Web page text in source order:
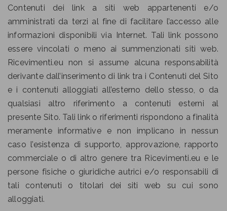
Contenuti dei link a siti web appartenenti e/o
amministrati da terzi al fine di facilitare l’accesso alle
informazioni disponibili via Internet. Tali link possono
essere vincolati o meno ai summenzionati siti web.
Ricevimenti.eu non si assume alcuna responsabilità
derivante dall’inserimento di link tra i Contenuti del Sito
e i contenuti alloggiati all’esterno dello stesso, o da
qualsiasi altro riferimento a contenuti esterni al
presente Sito. Tali link o riferimenti rispondono a finalità
meramente informative e non implicano in nessun
caso l’esistenza di supporto, approvazione, rapporto
commerciale o di altro genere tra Ricevimenti.eu e le
persone fisiche o giuridiche autrici e/o responsabili di
tali contenuti o titolari dei siti web su cui sono
alloggiati.